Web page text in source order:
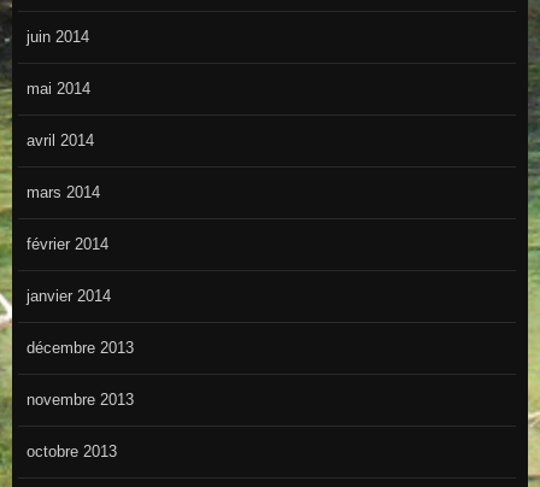
juin 2014
mai 2014
avril 2014
mars 2014
février 2014
janvier 2014
décembre 2013
novembre 2013
octobre 2013